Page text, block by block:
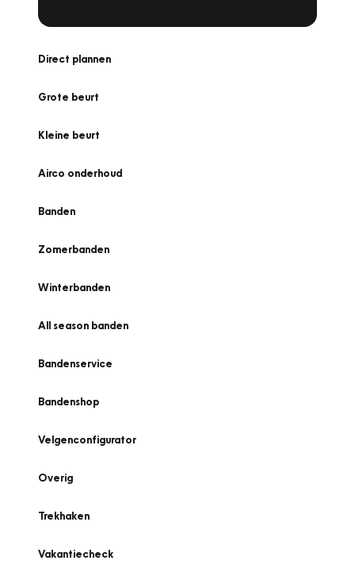
Direct plannen
Grote beurt
Kleine beurt
Airco onderhoud
Banden
Zomerbanden
Winterbanden
All season banden
Bandenservice
Bandenshop
Velgenconfigurator
Overig
Trekhaken
Vakantiecheck